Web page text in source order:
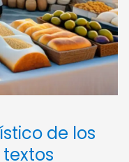
de los